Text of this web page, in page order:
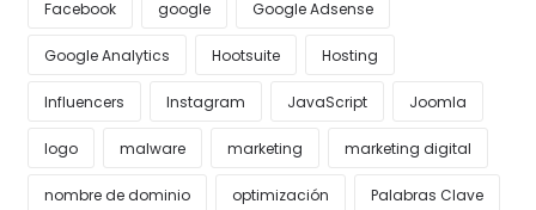
Facebook google Google Adsense
Google Analytics Hootsuite Hosting
Influencers Instagram JavaScript Joomla
logo malware marketing marketing digital
nombre de dominio optimización Palabras Clave